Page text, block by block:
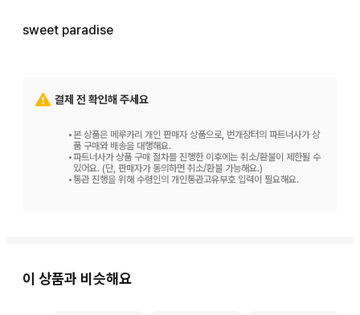
sweet paradise
결제 전 확인해 주세요
•본 상품은 메루카리 개인 판매자 상품으로, 번개장터의 파트너사가 상
품 구매와 배송을 대행해요.
•파트너사가 상품 구매 절차를 진행한 이후에는 취소/환불이 제한될 수
있어요. (단, 판매자가 동의하면 취소/환불 가능해요.)
•통관 진행을 위해 수령인의 개인통관고유부호 입력이 필요해요.
이 상품과 비슷해요